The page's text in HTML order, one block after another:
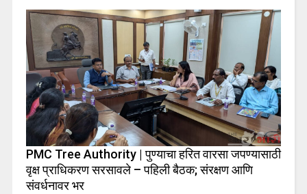
PMC Tree Authority | पुण्याचा हरित वारसा जपण्यासाठी
वृक्ष प्राधिकरण सरसावले – पहिली बैठक; संरक्षण आणि
संवर्धनावर भर